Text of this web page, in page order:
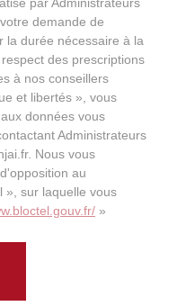
demande de
la durée nécessaire à la
des prescriptions
à nos conseillers
et libertés », vous
données vous
Administrateurs
Nous vous
au
», sur laquelle vous
»